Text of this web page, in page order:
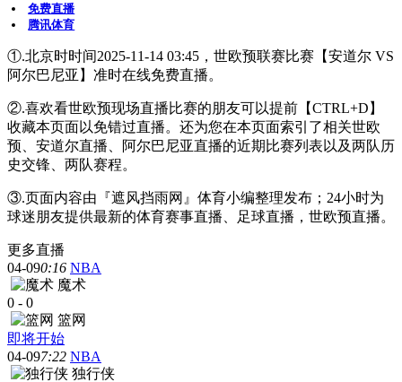
免费直播
腾讯体育
①.北京时时间2025-11-14 03:45，世欧预联赛比赛【安道尔 VS
阿尔巴尼亚】准时在线免费直播。
②.喜欢看世欧预现场直播比赛的朋友可以提前【CTRL+D】
收藏本页面以免错过直播。还为您在本页面索引了相关世欧
预、安道尔直播、阿尔巴尼亚直播的近期比赛列表以及两队历
史交锋、两队赛程。
③.页面内容由『遮风挡雨网』体育小编整理发布；24小时为
球迷朋友提供最新的体育赛事直播、足球直播，世欧预直播。
更多直播
04-090:16 NBA
魔术
0 - 0
篮网
即将开始
04-097:22 NBA
独行侠